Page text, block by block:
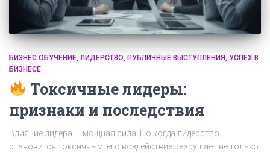
БИЗНЕС ОБУЧЕНИЕ ЛИДЕРСТВО ПУБЛИЧНЫЕ ВЫСТУПЛЕНИЯ УСПЕХ В
БИЗНЕСЕ
Токсичные лидеры:
признаки и последствия
Влияние лидера — мощная сила. Но когда лидерство
становится токсичным, его воздействие разрушает не только